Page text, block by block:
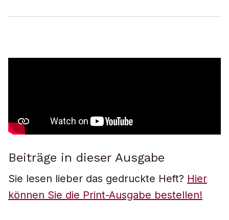
Beiträge in dieser Ausgabe
Sie lesen lieber das gedruckte Heft? Hier
können Sie die Print-Ausgabe bestellen!